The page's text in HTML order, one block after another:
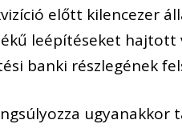
előtt kilencezer
leépítéseket hajtott
banki részlegének